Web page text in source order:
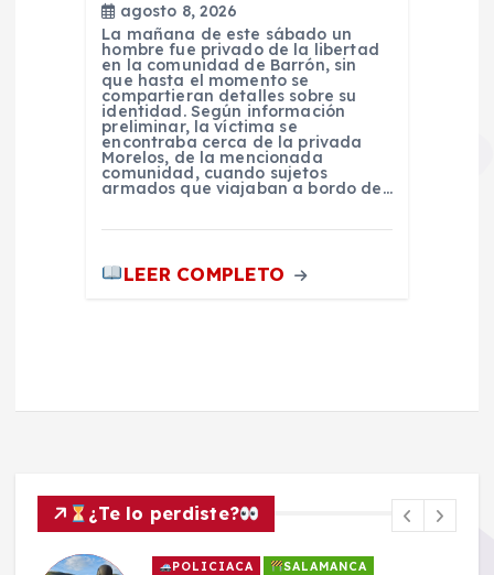
agosto 8, 2026
La mañana de este sábado un
hombre fue privado de la libertad
en la comunidad de Barrón, sin
que hasta el momento se
compartieran detalles sobre su
identidad. Según información
preliminar, la víctima se
encontraba cerca de la privada
Morelos, de la mencionada
comunidad, cuando sujetos
armados que viajaban a bordo de…
LEER COMPLETO
¿Te lo perdiste?
POLICIACA SALAMANCA